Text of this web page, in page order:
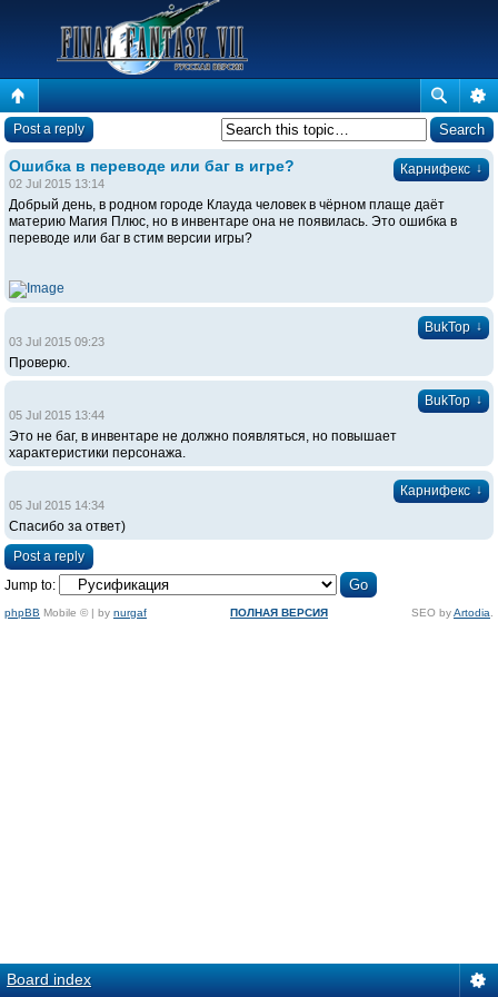
Post a reply
Карнифекс ↓
Ошибка в переводе или баг в игре?
02 Jul 2015 13:14
Добрый день, в родном городе Клауда человек в чёрном плаще даёт
материю Магия Плюс, но в инвентаре она не появилась. Это ошибка в
переводе или баг в стим версии игры?
BukTop ↓
03 Jul 2015 09:23
Проверю.
BukTop ↓
05 Jul 2015 13:44
Это не баг, в инвентаре не должно появляться, но повышает
характеристики персонажа.
Карнифекс ↓
05 Jul 2015 14:34
Спасибо за ответ)
Post a reply
Jump to:
phpBB Mobile © | by nurgaf SEO byArtodia
ПОЛНАЯ ВЕРСИЯ
Board index